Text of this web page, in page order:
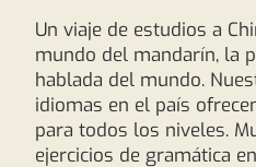
Un viaje de estudios a
mundo del mandarín, la
hablada del mundo.
idiomas en el país
para todos los niveles.
ejercicios de gramática